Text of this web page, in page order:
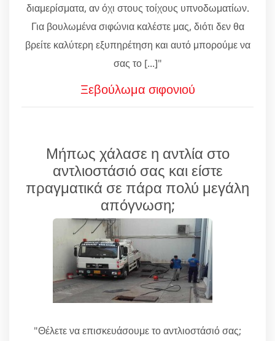
διαμερίσματα, αν όχι στους τοίχους υπνοδωματίων.
Για βουλωμένα σιφώνια καλέστε μας, διότι δεν θα
βρείτε καλύτερη εξυπηρέτηση και αυτό μπορούμε να
σας το [...]"
Ξεβούλωμα σιφονιού
Μήπως χάλασε η αντλία στο
αντλιοστάσιό σας και είστε
πραγματικά σε πάρα πολύ μεγάλη
απόγνωση;
"Θέλετε να επισκευάσουμε το αντλιοστάσιό σας;